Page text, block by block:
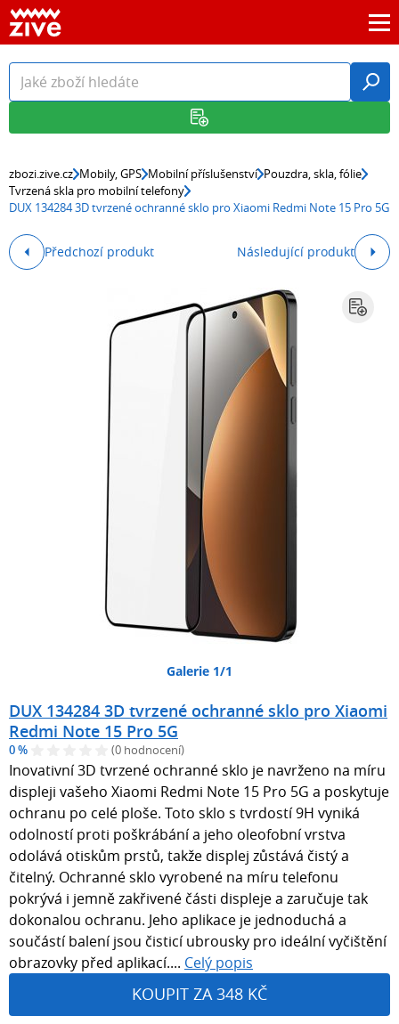
zbozi.zive.cz Mobily, GPS Mobilní příslušenství Pouzdra, skla, fólie
Tvrzená skla pro mobilní telefony
DUX 134284 3D tvrzené ochranné sklo pro Xiaomi Redmi Note 15 Pro 5G
Předchozí produkt Následující produkt
Galerie 1/1
DUX 134284 3D tvrzené ochranné sklo pro Xiaomi
Redmi Note 15 Pro 5G
0 % (0 hodnocení)
Inovativní 3D tvrzené ochranné sklo je navrženo na míru
displeji vašeho Xiaomi Redmi Note 15 Pro 5G a poskytuje
ochranu po celé ploše. Toto sklo s tvrdostí 9H vyniká
odolností proti poškrábání a jeho oleofobní vrstva
odolává otiskům prstů, takže displej zůstává čistý a
čitelný. Ochranné sklo vyrobené na míru telefonu
pokrývá i jemně zakřivené části displeje a zaručuje tak
dokonalou ochranu. Jeho aplikace je jednoduchá a
součástí balení jsou čisticí ubrousky pro ideální vyčištění
obrazovky před aplikací.... Celý popis
KOUPIT ZA 348 KČ